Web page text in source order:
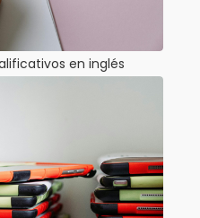
en inglés